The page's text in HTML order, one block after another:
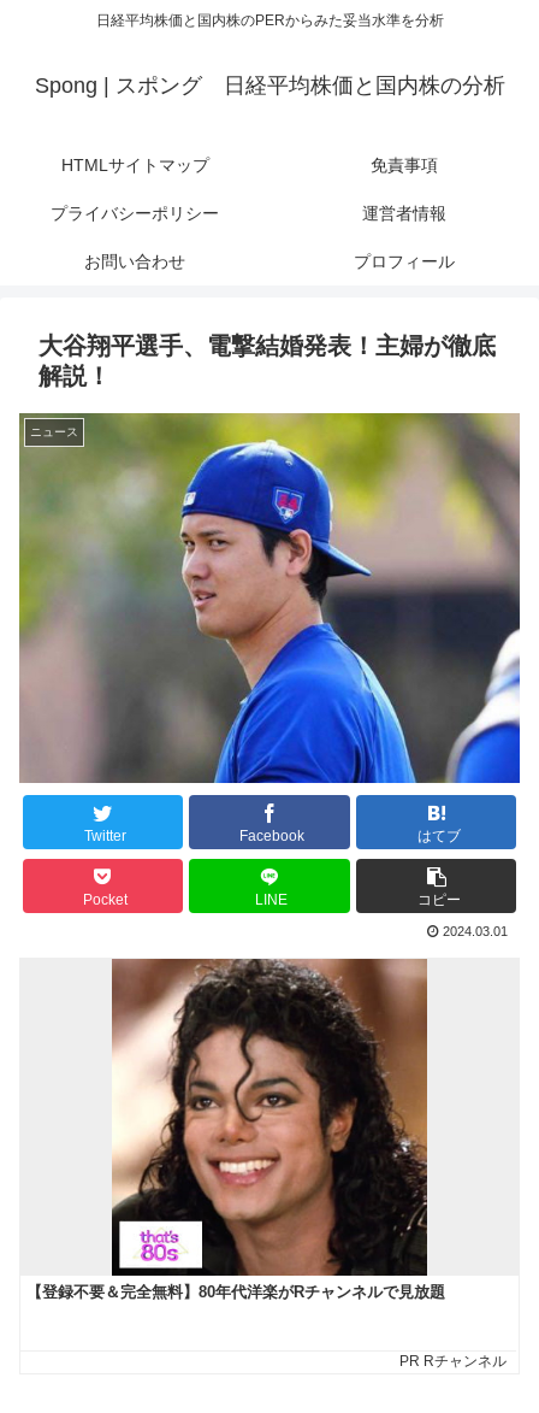
日経平均株価と国内株のPERからみた妥当水準を分析
Spong | スポング 日経平均株価と国内株の分析
HTMLサイトマップ 免責事項
プライバシーポリシー 運営者情報
お問い合わせ プロフィール
大谷翔平選手、電撃結婚発表！主婦が徹底
解説！
ニュース
Twitter Facebook はてブ
Pocket LINE コピー
2024.03.01